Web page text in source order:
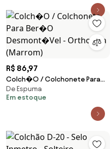
R$ 86,97
Colch�O / Colchonete Para
Ber�O Desmont�Vel -
Orthovida (Marrom)
De Espuma
Em estoque